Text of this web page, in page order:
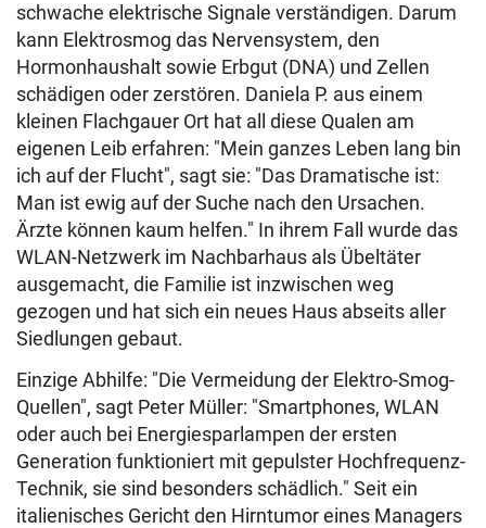
schwache elektrische Signale verständigen. Darum
kann Elektrosmog das Nervensystem, den
Hormonhaushalt sowie Erbgut (DNA) und Zellen
schädigen oder zerstören. Daniela P. aus einem
kleinen Flachgauer Ort hat all diese Qualen am
eigenen Leib erfahren: "Mein ganzes Leben lang bin
ich auf der Flucht", sagt sie: "Das Dramatische ist:
Man ist ewig auf der Suche nach den Ursachen.
Ärzte können kaum helfen." In ihrem Fall wurde das
WLAN-Netzwerk im Nachbarhaus als Übeltäter
ausgemacht, die Familie ist inzwischen weg
gezogen und hat sich ein neues Haus abseits aller
Siedlungen gebaut.
Einzige Abhilfe: "Die Vermeidung der Elektro-Smog-
Quellen", sagt Peter Müller: "Smartphones, WLAN
oder auch bei Energiesparlampen der ersten
Generation funktioniert mit gepulster Hochfrequenz-
Technik, sie sind besonders schädlich." Seit ein
italienisches Gericht den Hirntumor eines Managers